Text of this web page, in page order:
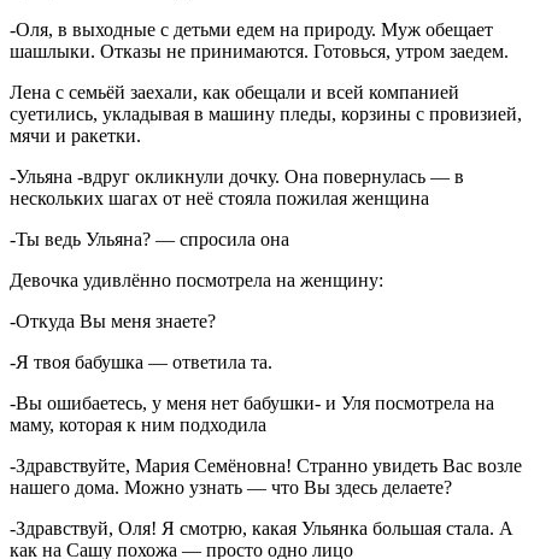
-Оля, в выходные с детьми едем на природу. Муж обещает
шашлыки. Отказы не принимаются. Готовься, утром заедем.
Лена с семьёй заехали, как обещали и всей компанией
суетились, укладывая в машину пледы, корзины с провизией,
мячи и ракетки.
-Ульяна -вдруг окликнули дочку. Она повернулась — в
нескольких шагах от неё стояла пожилая женщина
-Ты ведь Ульяна? — спросила она
Девочка удивлённо посмотрела на женщину:
-Откуда Вы меня знаете?
-Я твоя бабушка — ответила та.
-Вы ошибаетесь, у меня нет бабушки- и Уля посмотрела на
маму, которая к ним подходила
-Здравствуйте, Мария Семёновна! Странно увидеть Вас возле
нашего дома. Можно узнать — что Вы здесь делаете?
-Здравствуй, Оля! Я смотрю, какая Ульянка большая стала. А
как на Сашу похожа — просто одно лицо